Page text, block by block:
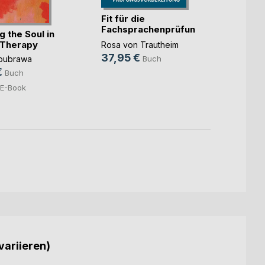
the Soul in
Buch
E-Book
Fit für die
Fachsprachenprüfung
Me(...)
Rosa von Trautheim
37,95 € Buch